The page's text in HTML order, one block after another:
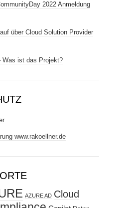
2022 Anmeldung
über Cloud Solution Provider
Was ist das Projekt?
www.rakoellner.de
AZURE AD Cloud